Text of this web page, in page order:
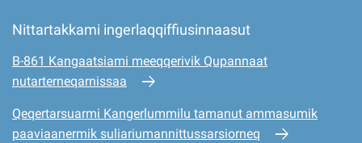
Nittartakkami ingerlaqqiffiusinnaasut
B-861 Kangaatsiami meeqqerivik Qupannaat
nutarterneqarnissaa
Qeqertarsuarmi Kangerlummilu tamanut ammasumik
paaviaanermik suliariumannittussarsiorneq